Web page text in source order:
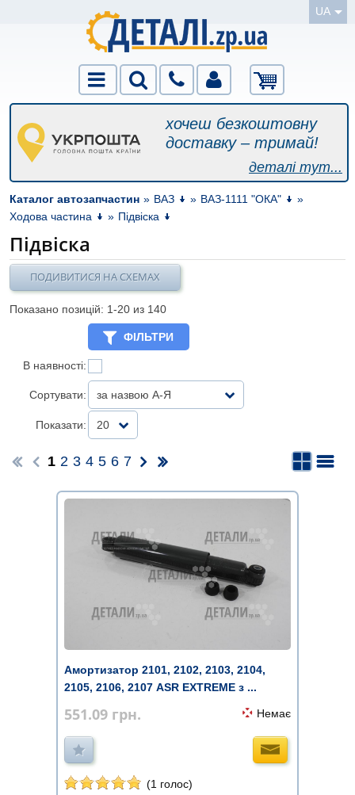
UA
хочеш безкоштовну
доставку – тримай!
деталі тут...
Каталог автозапчастин » ВАЗ » ВАЗ-1111 "ОКА"
»
Ходова частина
» Підвіска
Підвіска
ПОДИВИТИСЯ НА СХЕМАХ
Показано позицій: 1-20 из 140
ФІЛЬТРИ
В наявності:
Сортувати: за назвою А-Я
Показати: 20
1 2 3 4 5 6 7
Амортизатор 2101, 2102, 2103, 2104,
2105, 2106, 2107 ASR EXTREME з ...
551.09 грн. Немає
(1 голос)